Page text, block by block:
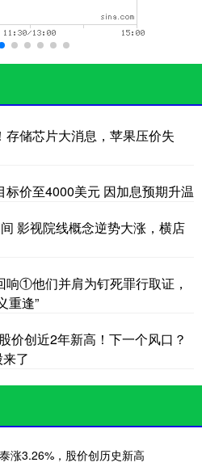
储芯片大消息，苹果压价失
价至4000美元 因加息预期升温
影视院线概念逆势大涨，横店
①他们并肩为钉死罪行取证，
重逢”
价创近2年新高！下一个风口？
了
涨3.26%，股价创历史新高